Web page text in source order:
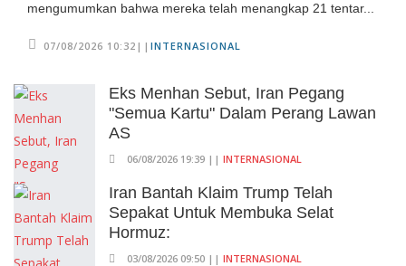
mengumumkan bahwa mereka telah menangkap 21 tentar...
07/08/2026 10:32|| INTERNASIONAL
Eks Menhan Sebut, Iran Pegang
"Semua Kartu" Dalam Perang Lawan
AS
06/08/2026 19:39 || INTERNASIONAL
Iran Bantah Klaim Trump Telah
Sepakat Untuk Membuka Selat
Hormuz:
03/08/2026 09:50 || INTERNASIONAL